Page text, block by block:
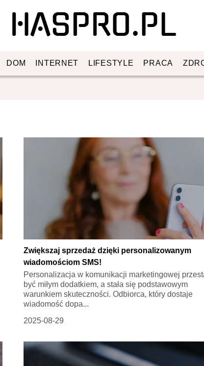
DOM INTERNET LIFESTYLE PRACA
Zwiększaj sprzedaż dzięki personalizowanym
wiadomościom SMS!
Personalizacja w komunikacji marketingowej
być miłym dodatkiem, a stała się podstawowym
warunkiem skuteczności. Odbiorca, który dostaje
wiadomość dopa...
2025-08-29